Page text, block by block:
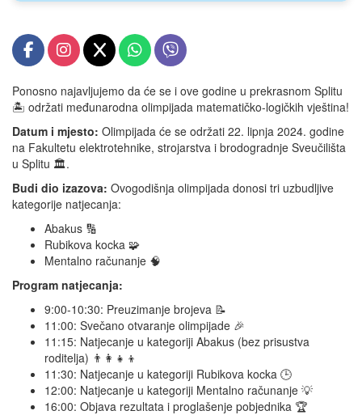
Ponosno najavljujemo da će se i ove godine u prekrasnom Splitu
🏝️ održati međunarodna olimpijada matematičko-logičkih vještina!
Datum i mjesto: Olimpijada će se održati 22. lipnja 2024. godine
na Fakultetu elektrotehnike, strojarstva i brodogradnje Sveučilišta
u Splitu 🏛️.
Budi dio izazova: Ovogodišnja olimpijada donosi tri uzbudljive
kategorije natjecanja:
Abakus 🔢
Rubikova kocka 🧩
Mentalno računanje 🧠
Program natjecanja:
9:00-10:30: Preuzimanje brojeva 📝
11:00: Svečano otvaranje olimpijade 🎉
11:15: Natjecanje u kategoriji Abakus (bez prisustva
roditelja) 👨‍👩‍👧‍👦
11:30: Natjecanje u kategoriji Rubikova kocka 🕒
12:00: Natjecanje u kategoriji Mentalno računanje 💡
16:00: Objava rezultata i proglašenje pobjednika 🏆